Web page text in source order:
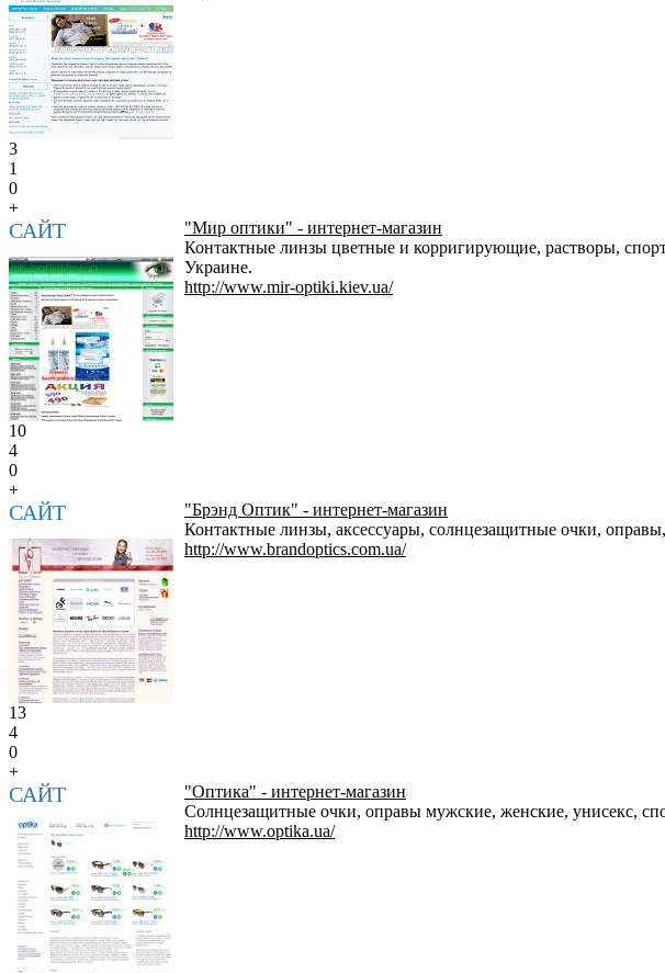
3
1
0
+
САЙТ
"Мир оптики" - интернет-магазин
Контактные линзы цветные и корригирующие, растворы,
Украине.
http://www.mir-optiki.kiev.ua/
10
4
0
+
САЙТ
"Брэнд Оптик" - интернет-магазин
Контактные линзы, аксессуары, солнцезащитные очки,
http://www.brandoptics.com.ua/
13
4
0
+
САЙТ
"Оптика" - интернет-магазин
Солнцезащитные очки, оправы мужские, женские, унисекс,
http://www.optika.ua/